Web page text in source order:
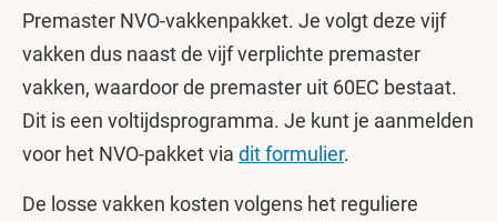
Premaster NVO-vakkenpakket. Je volgt deze vijf
vakken dus naast de vijf verplichte premaster
vakken, waardoor de premaster uit 60EC bestaat.
Dit is een voltijdsprogramma. Je kunt je aanmelden
voor het NVO-pakket via dit formulier.
De losse vakken kosten volgens het reguliere